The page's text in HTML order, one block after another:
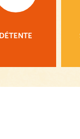
DÉTENTE